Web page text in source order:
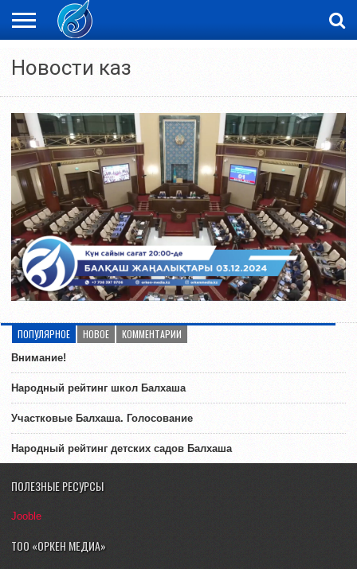
НОВОСТИ
ВИДЕО
ФОТОРЕПОРТАЖИ
ОРКЕН
Новости каз
ПОПУЛЯРНОЕ НОВОЕ КОММЕНТАРИИ
Внимание!
Народный рейтинг школ Балхаша
Участковые Балхаша. Голосование
Народный рейтинг детских садов Балхаша
ПОЛЕЗНЫЕ РЕСУРСЫ
Jooble
ТОО «ОРКЕН МЕДИА»